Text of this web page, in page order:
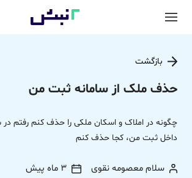
بازگشت
حذف ملک از سامانه ثبت من
چگونه در املاک و اسکان ملکی را حذف کنم رفتم
داخل ثبت من، کجا حذف کنم
سلام معصومه نقوی 3 ماه پیش